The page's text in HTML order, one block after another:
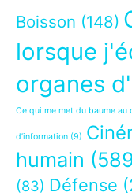
Boisson (148)
lorsque
organes
Ce qui me met du baume au
d’information (9)
humain
(83) Défense